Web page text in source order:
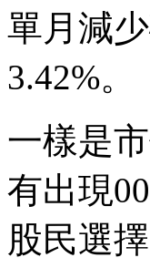
單月減
3.42%。
一樣是
有出現
股民選